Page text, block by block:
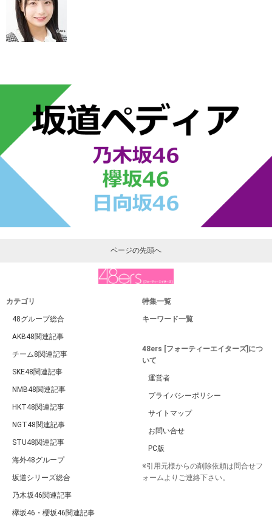
ページの先頭へ
カテゴリ
48グループ総合
AKB48関連記事
チーム8関連記事
SKE48関連記事
NMB48関連記事
HKT48関連記事
NGT48関連記事
STU48関連記事
海外48グループ
坂道シリーズ総合
乃木坂46関連記事
欅坂46・櫻坂46関連記事
特集一覧
キーワード一覧
48ers [フォーティーエイターズ]につ
いて
運営者
プライバシーポリシー
サイトマップ
お問い合せ
PC版
※引用元様からの削除依頼は問合せフ
ォームよりご連絡下さい。